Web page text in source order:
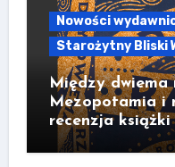
Nowości
Starożytny Bliski
Między
Mezopotamia i
recenzja książki